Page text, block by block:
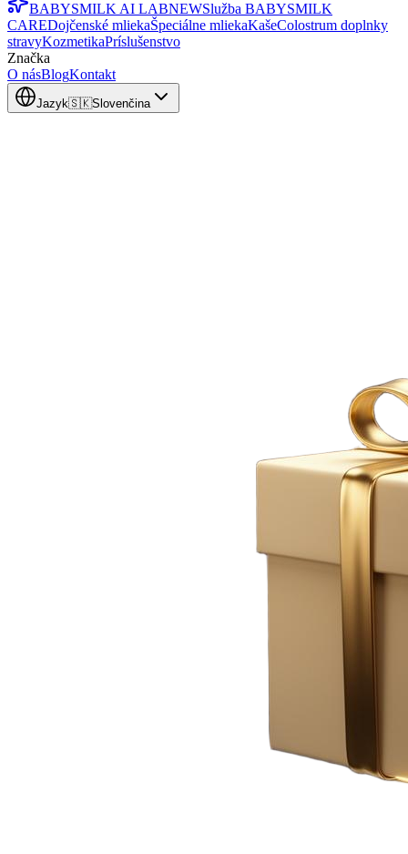
BABYSMILK AI LABNEWSlužba BABYSMILK
CAREDojčenské mliekaŠpeciálne mliekaKašeColostrum doplnky
stravyKozmetikaPríslušenstvo
Značka
O násBlogKontakt
Jazyk🇸🇰Slovenčina